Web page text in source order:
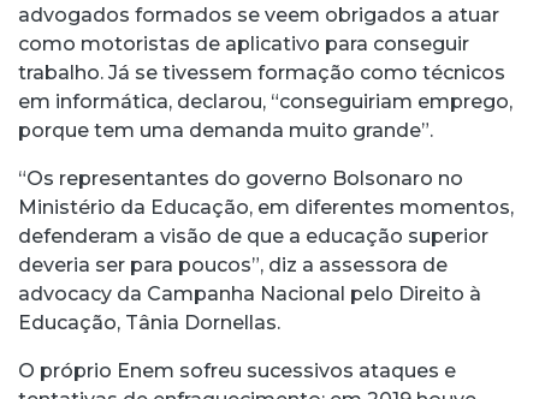
advogados formados se veem obrigados a atuar
como motoristas de aplicativo para conseguir
trabalho. Já se tivessem formação como técnicos
em informática, declarou, “conseguiriam emprego,
porque tem uma demanda muito grande”.
“Os representantes do governo Bolsonaro no
Ministério da Educação, em diferentes momentos,
defenderam a visão de que a educação superior
deveria ser para poucos”, diz a assessora de
advocacy da Campanha Nacional pelo Direito à
Educação, Tânia Dornellas.
O próprio Enem sofreu sucessivos ataques e